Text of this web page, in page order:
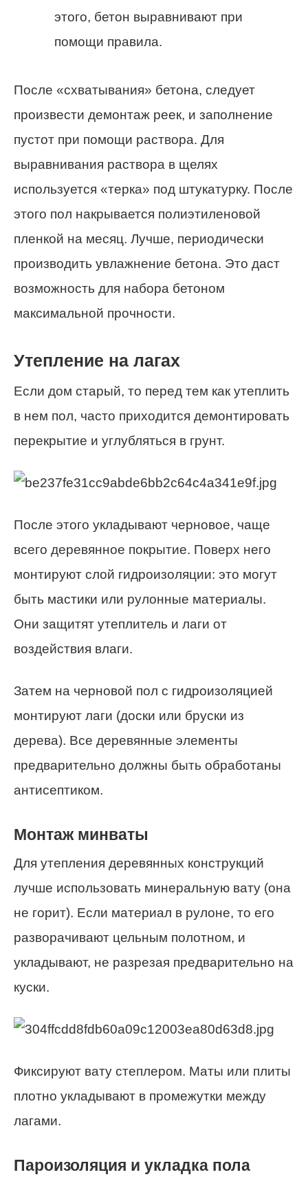
этого, бетон выравнивают при
помощи правила.
После «схватывания» бетона, следует
произвести демонтаж реек, и заполнение
пустот при помощи раствора. Для
выравнивания раствора в щелях
используется «терка» под штукатурку. После
этого пол накрывается полиэтиленовой
пленкой на месяц. Лучше, периодически
производить увлажнение бетона. Это даст
возможность для набора бетоном
максимальной прочности.
Утепление на лагах
Если дом старый, то перед тем как утеплить
в нем пол, часто приходится демонтировать
перекрытие и углубляться в грунт.
После этого укладывают черновое, чаще
всего деревянное покрытие. Поверх него
монтируют слой гидроизоляции: это могут
быть мастики или рулонные материалы.
Они защитят утеплитель и лаги от
воздействия влаги.
Затем на черновой пол с гидроизоляцией
монтируют лаги (доски или бруски из
дерева). Все деревянные элементы
предварительно должны быть обработаны
антисептиком.
Монтаж минваты
Для утепления деревянных конструкций
лучше использовать минеральную вату (она
не горит). Если материал в рулоне, то его
разворачивают цельным полотном, и
укладывают, не разрезая предварительно на
куски.
Фиксируют вату степлером. Маты или плиты
плотно укладывают в промежутки между
лагами.
Пароизоляция и укладка пола